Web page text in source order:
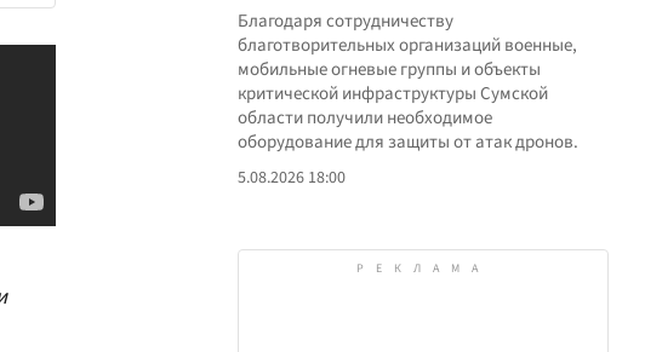
Благодаря сотрудничеству
благотворительных организаций военные,
мобильные огневые группы и объекты
критической инфраструктуры Сумской
области получили необходимое
оборудование для защиты от атак дронов.
5.08.2026 18:00